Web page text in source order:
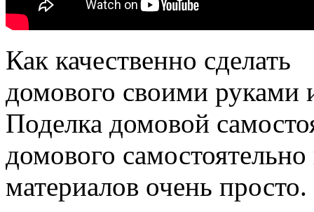
Как качественно сделать
домового своими руками
Поделка домовой
домового
материалов очень просто.